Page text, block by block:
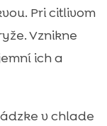
Pri citlivom
Vznikne
ich a
v chlade